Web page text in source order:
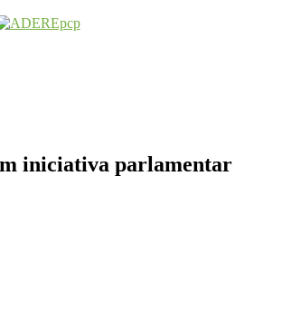
iniciativa parlamentar